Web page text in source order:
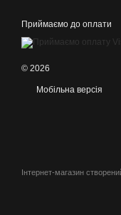
Приймаємо до оплати
© 2026
Мобільна версія
Інтернет-магазин